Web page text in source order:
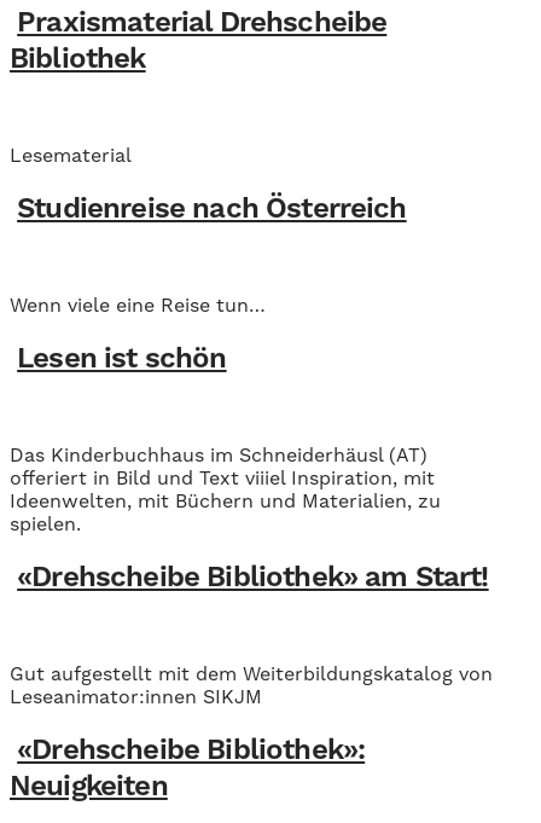
Praxismaterial Drehscheibe
Bibliothek
Lesematerial
Studienreise nach Österreich
Wenn viele eine Reise tun…
Lesen ist schön
Das Kinderbuchhaus im Schneiderhäusl (AT)
offeriert in Bild und Text viiiel Inspiration, mit
Ideenwelten, mit Büchern und Materialien, zu
spielen.
«Drehscheibe Bibliothek» am Start!
Gut aufgestellt mit dem Weiterbildungskatalog von
Leseanimator:innen SIKJM
«Drehscheibe Bibliothek»:
Neuigkeiten